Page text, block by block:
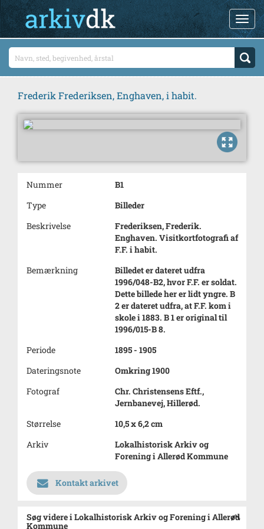
Frederik Frederiksen, Enghaven, i habit.
Nummer
B1
Type
Billeder
Beskrivelse
Frederiksen, Frederik.
Enghaven. Visitkortfotografi af
F.F. i habit.
Bemærkning
Billedet er dateret udfra
1996/048-B2, hvor F.F. er soldat.
Dette billede her er lidt yngre. B
2 er dateret udfra, at F.F. kom i
skole i 1883. B 1 er original til
1996/015-B 8.
Periode
1895 - 1905
Dateringsnote
Omkring 1900
Fotograf
Chr. Christensens Eftf.,
Jernbanevej, Hillerød.
Størrelse
10,5 x 6,2 cm
Arkiv
Lokalhistorisk Arkiv og
Forening i Allerød Kommune
Kontakt arkivet
Søg videre i Lokalhistorisk Arkiv og Forening i Allerød
Kommune